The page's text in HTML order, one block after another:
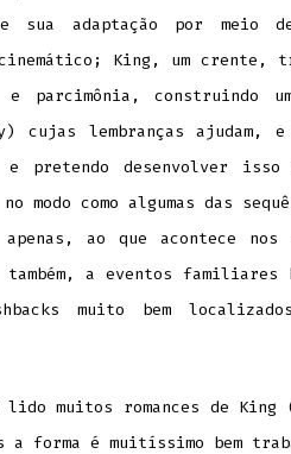
sua adaptação por meio
King, um crente,
parcimônia, construindo
cujas lembranças ajudam,
pretendo desenvolver isso
modo como algumas das
ao que acontece nos
também, a eventos
muito bem
lido muitos romances de
a forma é muitíssimo bem